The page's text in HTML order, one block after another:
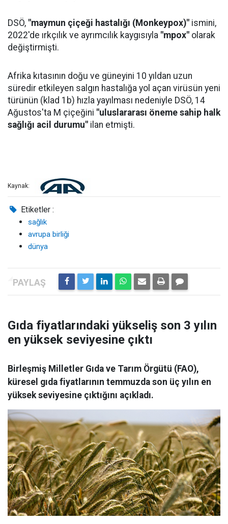
DSÖ, "maymun çiçeği hastalığı (Monkeypox)" ismini,
2022'de ırkçılık ve ayrımcılık kaygısıyla "mpox" olarak
değiştirmişti.
Afrika kıtasının doğu ve güneyini 10 yıldan uzun
süredir etkileyen salgın hastalığa yol açan virüsün yeni
türünün (klad 1b) hızla yayılması nedeniyle DSÖ, 14
Ağustos'ta M çiçeğini "uluslararası öneme sahip halk
sağlığı acil durumu" ilan etmişti.
Kaynak:
Etiketler :
sağlık
avrupa birliği
dünya
Gıda fiyatlarındaki yükseliş son 3 yılın
en yüksek seviyesine çıktı
Birleşmiş Milletler Gıda ve Tarım Örgütü (FAO),
küresel gıda fiyatlarının temmuzda son üç yılın en
yüksek seviyesine çıktığını açıkladı.